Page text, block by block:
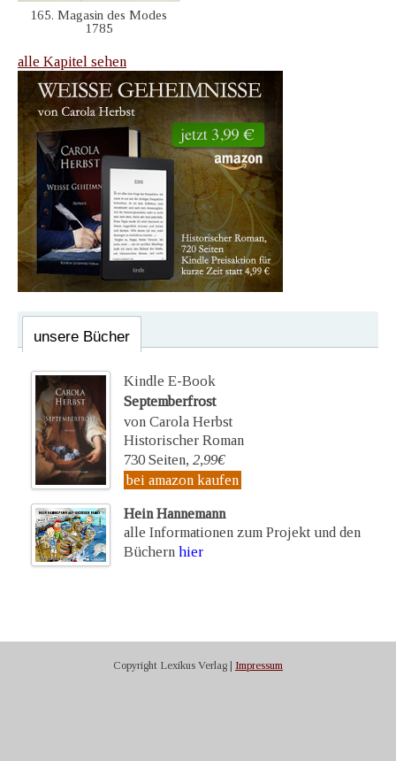
165. Magasin des Modes
1785
alle Kapitel sehen
unsere Bücher
Kindle E-Book
Septemberfrost
von Carola Herbst
Historischer Roman
730 Seiten, 2,99€
bei amazon kaufen
Hein Hannemann
alle Informationen zum Projekt und den
Büchern hier
Copyright Lexikus Verlag | Impressum